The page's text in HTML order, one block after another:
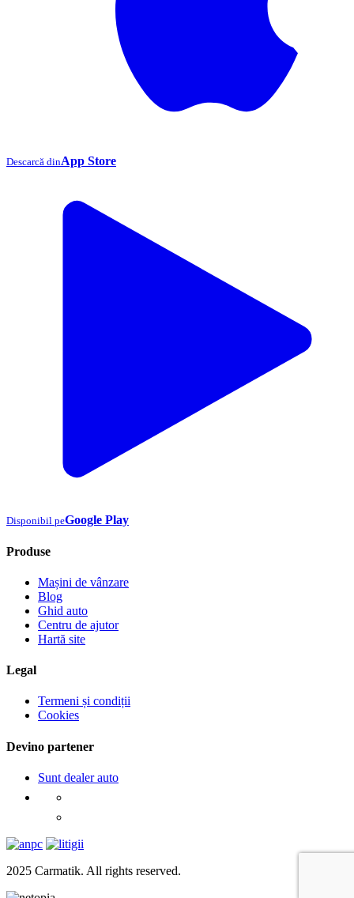
Descarcă dinApp Store
Disponibil peGoogle Play
Produse
Mașini de vânzare
Blog
Ghid auto
Centru de ajutor
Hartă site
Legal
Termeni și condiții
Cookies
Devino partener
Sunt dealer auto
2025 Carmatik. All rights reserved.